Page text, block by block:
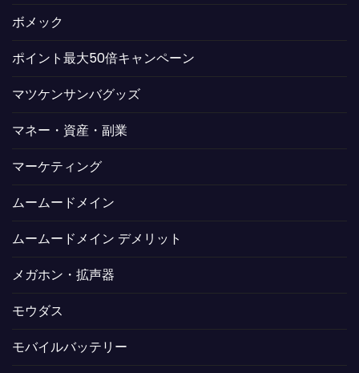
ボメック
ポイント最大50倍キャンペーン
マツケンサンバグッズ
マネー・資産・副業
マーケティング
ムームードメイン
ムームードメイン デメリット
メガホン・拡声器
モウダス
モバイルバッテリー